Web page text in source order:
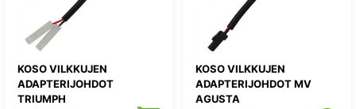
KOSO VILKKUJEN
ADAPTERIJOHDOT
TRIUMPH
KOSO VILKKUJEN
ADAPTERIJOHDOT MV
AGUSTA